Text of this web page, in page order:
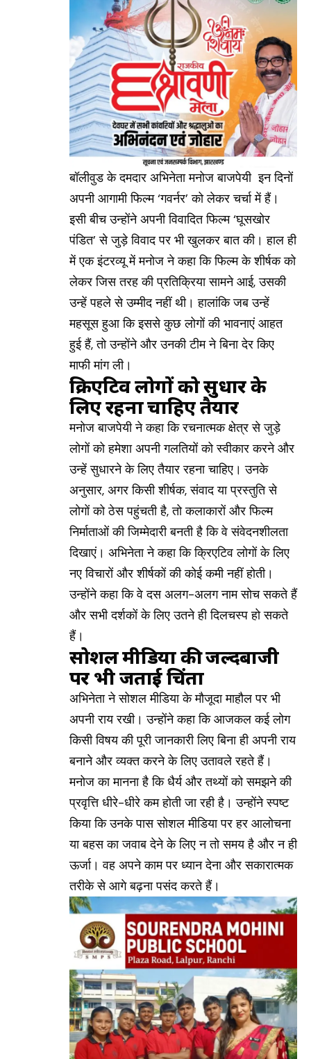
बॉलीवुड के दमदार अभिनेता मनोज बाजपेयी इन दिनों
अपनी आगामी फिल्म ‘गवर्नर’ को लेकर चर्चा में हैं।
इसी बीच उन्होंने अपनी विवादित फिल्म ‘घूसखोर
पंडित’ से जुड़े विवाद पर भी खुलकर बात की। हाल ही
में एक इंटरव्यू में मनोज ने कहा कि फिल्म के शीर्षक को
लेकर जिस तरह की प्रतिक्रिया सामने आई, उसकी
उन्हें पहले से उम्मीद नहीं थी। हालांकि जब उन्हें
महसूस हुआ कि इससे कुछ लोगों की भावनाएं आहत
हुई हैं, तो उन्होंने और उनकी टीम ने बिना देर किए
माफी मांग ली।
क्रिएटिव लोगों को सुधार के
लिए रहना चाहिए तैयार
मनोज बाजपेयी ने कहा कि रचनात्मक क्षेत्र से जुड़े
लोगों को हमेशा अपनी गलतियों को स्वीकार करने और
उन्हें सुधारने के लिए तैयार रहना चाहिए। उनके
अनुसार, अगर किसी शीर्षक, संवाद या प्रस्तुति से
लोगों को ठेस पहुंचती है, तो कलाकारों और फिल्म
निर्माताओं की जिम्मेदारी बनती है कि वे संवेदनशीलता
दिखाएं। अभिनेता ने कहा कि क्रिएटिव लोगों के लिए
नए विचारों और शीर्षकों की कोई कमी नहीं होती।
उन्होंने कहा कि वे दस अलग-अलग नाम सोच सकते हैं
और सभी दर्शकों के लिए उतने ही दिलचस्प हो सकते
हैं।
सोशल मीडिया की जल्दबाजी
पर भी जताई चिंता
अभिनेता ने सोशल मीडिया के मौजूदा माहौल पर भी
अपनी राय रखी। उन्होंने कहा कि आजकल कई लोग
किसी विषय की पूरी जानकारी लिए बिना ही अपनी राय
बनाने और व्यक्त करने के लिए उतावले रहते हैं।
मनोज का मानना है कि धैर्य और तथ्यों को समझने की
प्रवृत्ति धीरे-धीरे कम होती जा रही है। उन्होंने स्पष्ट
किया कि उनके पास सोशल मीडिया पर हर आलोचना
या बहस का जवाब देने के लिए न तो समय है और न ही
ऊर्जा। वह अपने काम पर ध्यान देना और सकारात्मक
तरीके से आगे बढ़ना पसंद करते हैं।